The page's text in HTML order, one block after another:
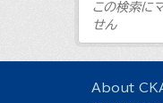
この検索に
せん
About